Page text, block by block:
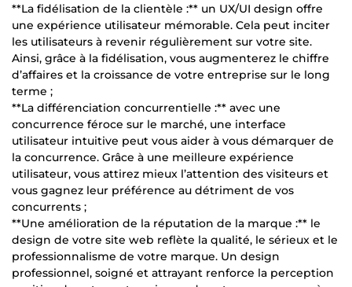
**La fidélisation de la clientèle :** un UX/UI design offre
une expérience utilisateur mémorable. Cela peut inciter
les utilisateurs à revenir régulièrement sur votre site.
Ainsi, grâce à la fidélisation, vous augmenterez le chiffre
d’affaires et la croissance de votre entreprise sur le long
terme ;
**La différenciation concurrentielle :** avec une
concurrence féroce sur le marché, une interface
utilisateur intuitive peut vous aider à vous démarquer de
la concurrence. Grâce à une meilleure expérience
utilisateur, vous attirez mieux l’attention des visiteurs et
vous gagnez leur préférence au détriment de vos
concurrents ;
**Une amélioration de la réputation de la marque :** le
design de votre site web reflète la qualité, le sérieux et le
professionnalisme de votre marque. Un design
professionnel, soigné et attrayant renforce la perception